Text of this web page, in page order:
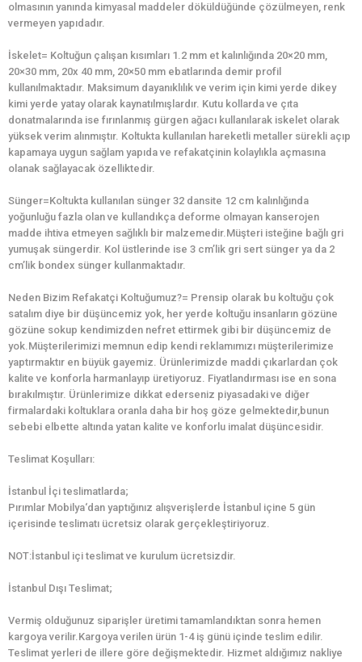
olmasının yanında kimyasal maddeler döküldüğünde çözülmeyen, renk
vermeyen yapıdadır.
İskelet= Koltuğun çalışan kısımları 1.2 mm et kalınlığında 20×20 mm,
20×30 mm, 20x 40 mm, 20×50 mm ebatlarında demir profil
kullanılmaktadır. Maksimum dayanıklılık ve verim için kimi yerde dikey
kimi yerde yatay olarak kaynatılmışlardır. Kutu kollarda ve çıta
donatmalarında ise fırınlanmış gürgen ağacı kullanılarak iskelet olarak
yüksek verim alınmıştır. Koltukta kullanılan hareketli metaller sürekli açıp
kapamaya uygun sağlam yapıda ve refakatçinin kolaylıkla açmasına
olanak sağlayacak özelliktedir.
Sünger=Koltukta kullanılan sünger 32 dansite 12 cm kalınlığında
yoğunluğu fazla olan ve kullandıkça deforme olmayan kanserojen
madde ihtiva etmeyen sağlıklı bir malzemedir.Müşteri isteğine bağlı gri
yumuşak süngerdir. Kol üstlerinde ise 3 cm’lik gri sert sünger ya da 2
cm’lik bondex sünger kullanmaktadır.
Neden Bizim Refakatçi Koltuğumuz?= Prensip olarak bu koltuğu çok
satalım diye bir düşüncemiz yok, her yerde koltuğu insanların gözüne
gözüne sokup kendimizden nefret ettirmek gibi bir düşüncemiz de
yok.Müşterilerimizi memnun edip kendi reklamımızı müşterilerimize
yaptırmaktır en büyük gayemiz. Ürünlerimizde maddi çıkarlardan çok
kalite ve konforla harmanlayıp üretiyoruz. Fiyatlandırması ise en sona
bırakılmıştır. Ürünlerimize dikkat ederseniz piyasadaki ve diğer
firmalardaki koltuklara oranla daha bir hoş göze gelmektedir,bunun
sebebi elbette altında yatan kalite ve konforlu imalat düşüncesidir.
Teslimat Koşulları:
İstanbul İçi teslimatlarda;
Pırımlar Mobilya‘dan yaptığınız alışverişlerde İstanbul içine 5 gün
içerisinde teslimatı ücretsiz olarak gerçekleştiriyoruz.
NOT:İstanbul içi teslimat ve kurulum ücretsizdir.
İstanbul Dışı Teslimat;
Vermiş olduğunuz siparişler üretimi tamamlandıktan sonra hemen
kargoya verilir.Kargoya verilen ürün 1-4 iş günü içinde teslim edilir.
Teslimat yerleri de illere göre değişmektedir. Hizmet aldığımız nakliye